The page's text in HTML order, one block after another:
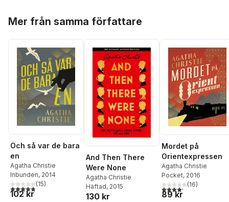
Mer från samma författare
Och så var de bara
en
Agatha Christie
Inbunden, 2014
4,8utav 5 stjärnor. Totalt antal röster:
(15)
102 kr
And Then There
Were None
Agatha Christie
Häftad, 2015
130 kr
Mordet på
Orientexpressen
Agatha Christie
Pocket, 2016
4,2utav 5 stjärnor.
(16)
89 kr